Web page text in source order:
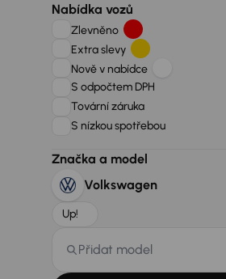
Nabídka vozů
Zlevněno
Extra slevy
Nově v nabídce
S odpočtem DPH
Tovární záruka
S nízkou spotřebou
Značka a model
Volkswagen
Up!
Přidat model